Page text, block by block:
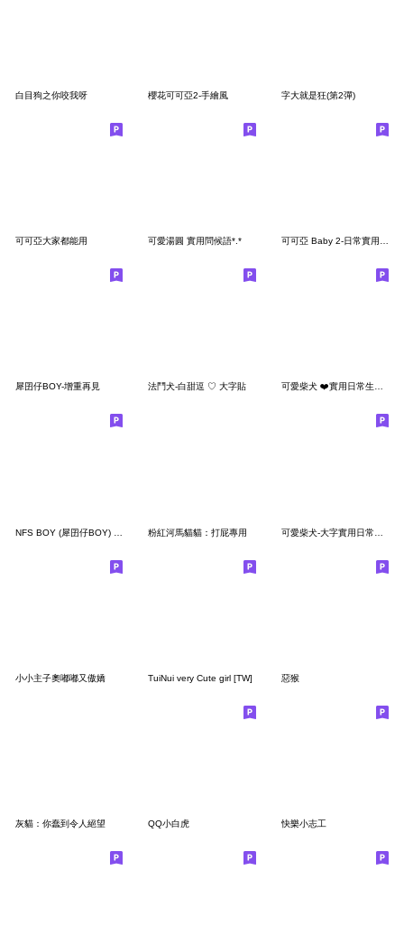
白目狗之你咬我呀 櫻花可可亞2-手繪風 字大就是狂(第2彈)
可可亞大家都能用 可愛湯圓 實用問候語*.*
犀囝仔BOY-增重再見 法鬥犬-白甜逗 ♡ 大字貼 可愛柴犬 ❤️實用日常生活用語貼圖
粉紅河馬貓貓：打屁專用
小小主子奧嘟嘟又傲嬌 TuiNui very Cute girl [TW] 惡猴
灰貓：你蠢到令人絕望 QQ小白虎 快樂小志工